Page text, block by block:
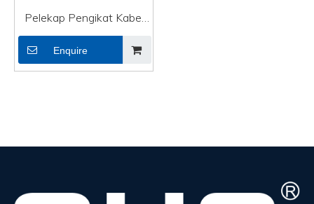
Pelekap Pengikat Kabel
Berkualiti Tinggi Luaran
Pelekap Pengikat Sendiri
Enquire